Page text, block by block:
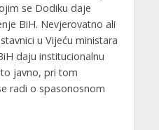
se Dodiku daje
BiH. Nevjerovatno ali
u Vijeću ministara
daju institucionalnu
javno, pri tom
radi o spasonosnom